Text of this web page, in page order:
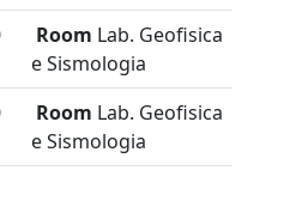
Room Lab. Geofisica
e Sismologia
Room Lab. Geofisica
e Sismologia